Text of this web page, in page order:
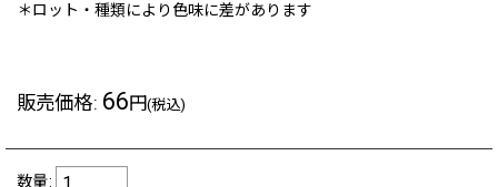
＊ロット・種類により色味に差があります
販売価格: 66円(税込)
数量: